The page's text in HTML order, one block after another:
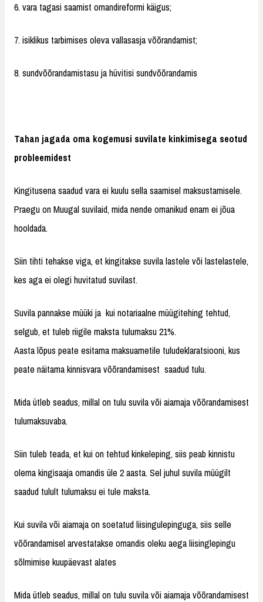
6. vara tagasi saamist omandireformi käigus;
7. isiklikus tarbimises oleva vallasasja võõrandamist;
8. sundvõõrandamistasu ja hüvitisi sundvõõrandamis
Tahan jagada oma kogemusi suvilate kinkimisega seotud
probleemidest
Kingitusena saadud vara ei kuulu sella saamisel maksustamisele.
Praegu on Muugal suvilaid, mida nende omanikud enam ei jõua
hooldada.
Siin tihti tehakse viga, et kingitakse suvila lastele või lastelastele,
kes aga ei olegi huvitatud suvilast.
Suvila pannakse müüki ja kui notariaalne müügitehing tehtud,
selgub, et tuleb riigile maksta tulumaksu 21%.
Aasta lõpus peate esitama maksuametile tuludeklaratsiooni, kus
peate näitama kinnisvara võõrandamisest saadud tulu.
Mida ütleb seadus, millal on tulu suvila või aiamaja võõrandamisest
tulumaksuvaba.
Siin tuleb teada, et kui on tehtud kinkeleping, siis peab kinnistu
olema kingisaaja omandis üle 2 aasta. Sel juhul suvila müügilt
saadud tulult tulumaksu ei tule maksta.
Kui suvila või aiamaja on soetatud liisingulepinguga, siis selle
võõrandamisel arvestatakse omandis oleku aega liisinglepingu
sõlmimise kuupäevast alates
Mida ütleb seadus, millal on tulu suvila või aiamaja võõrandamisest